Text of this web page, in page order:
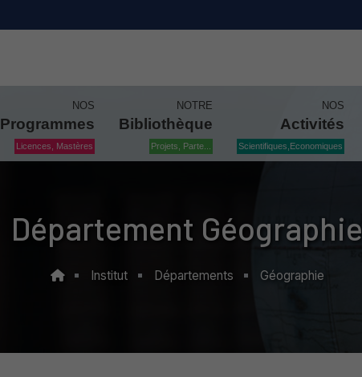
NOS
Programmes
Licences, Mastères
NOTRE
Bibliothèque
Projets, Parte...
NOS
Activités
Scientifiques,Economiques
Département Géographie
Institut Départements Géographie